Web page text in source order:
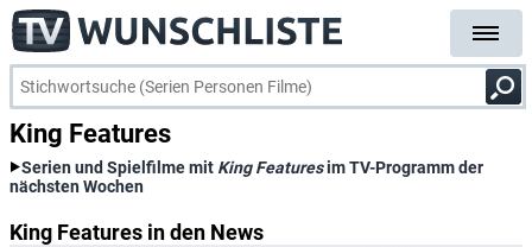
King Features
Serien und Spielfilme mit King Featuresim TV-Programm der
nächsten Wochen
King Features in den News